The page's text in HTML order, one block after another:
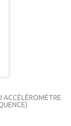
ACCÉLÉROMÈTRE